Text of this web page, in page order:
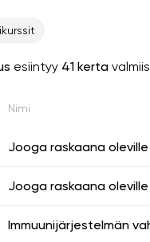
esiintyy 41 kerta
Nimi
Jooga raskaana oleville
Jooga raskaana oleville
Immuunijärjestelmän